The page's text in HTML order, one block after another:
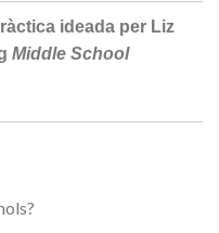
ideada per Liz
Middle School